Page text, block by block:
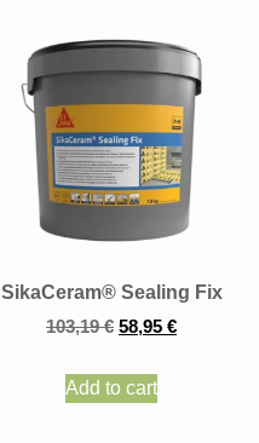
SikaCeram® Sealing Fix
103,19€ 58,95 €
Add to cart